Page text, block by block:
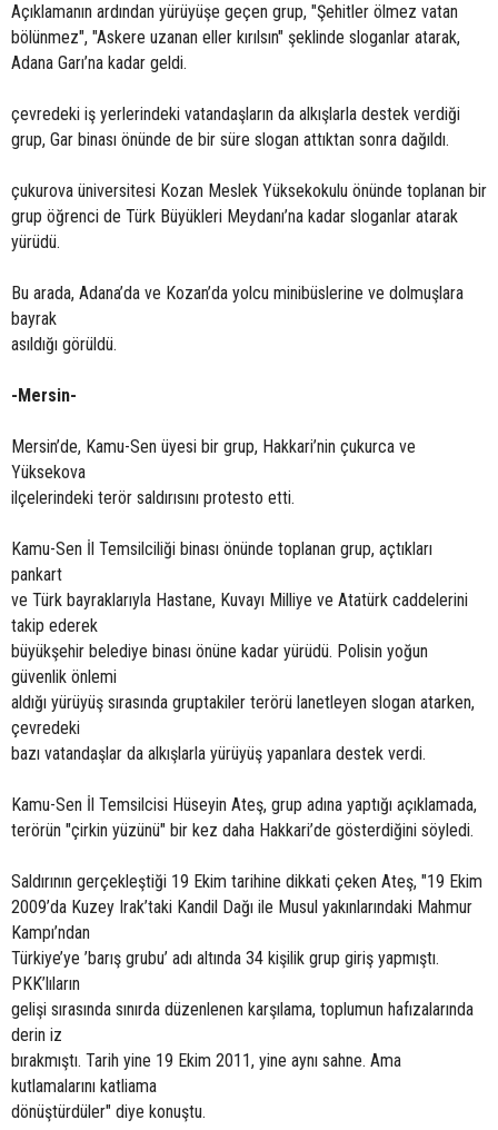
Açıklamanın ardından yürüyüşe geçen grup, "Şehitler ölmez vatan
bölünmez", "Askere uzanan eller kırılsın" şeklinde sloganlar atarak,
Adana Garı’na kadar geldi.
çevredeki iş yerlerindeki vatandaşların da alkışlarla destek verdiği
grup, Gar binası önünde de bir süre slogan attıktan sonra dağıldı.
çukurova üniversitesi Kozan Meslek Yüksekokulu önünde toplanan bir
grup öğrenci de Türk Büyükleri Meydanı’na kadar sloganlar atarak
yürüdü.
Bu arada, Adana’da ve Kozan’da yolcu minibüslerine ve dolmuşlara
bayrak
asıldığı görüldü.
-Mersin-
Mersin’de, Kamu-Sen üyesi bir grup, Hakkari’nin çukurca ve
Yüksekova
ilçelerindeki terör saldırısını protesto etti.
Kamu-Sen İl Temsilciliği binası önünde toplanan grup, açtıkları
pankart
ve Türk bayraklarıyla Hastane, Kuvayı Milliye ve Atatürk caddelerini
takip ederek
büyükşehir belediye binası önüne kadar yürüdü. Polisin yoğun
güvenlik önlemi
aldığı yürüyüş sırasında gruptakiler terörü lanetleyen slogan atarken,
çevredeki
bazı vatandaşlar da alkışlarla yürüyüş yapanlara destek verdi.
Kamu-Sen İl Temsilcisi Hüseyin Ateş, grup adına yaptığı açıklamada,
terörün "çirkin yüzünü" bir kez daha Hakkari’de gösterdiğini söyledi.
Saldırının gerçekleştiği 19 Ekim tarihine dikkati çeken Ateş, "19 Ekim
2009’da Kuzey Irak’taki Kandil Dağı ile Musul yakınlarındaki Mahmur
Kampı’ndan
Türkiye’ye ’barış grubu’ adı altında 34 kişilik grup giriş yapmıştı.
PKK’lıların
gelişi sırasında sınırda düzenlenen karşılama, toplumun hafızalarında
derin iz
bırakmıştı. Tarih yine 19 Ekim 2011, yine aynı sahne. Ama
kutlamalarını katliama
dönüştürdüler" diye konuştu.